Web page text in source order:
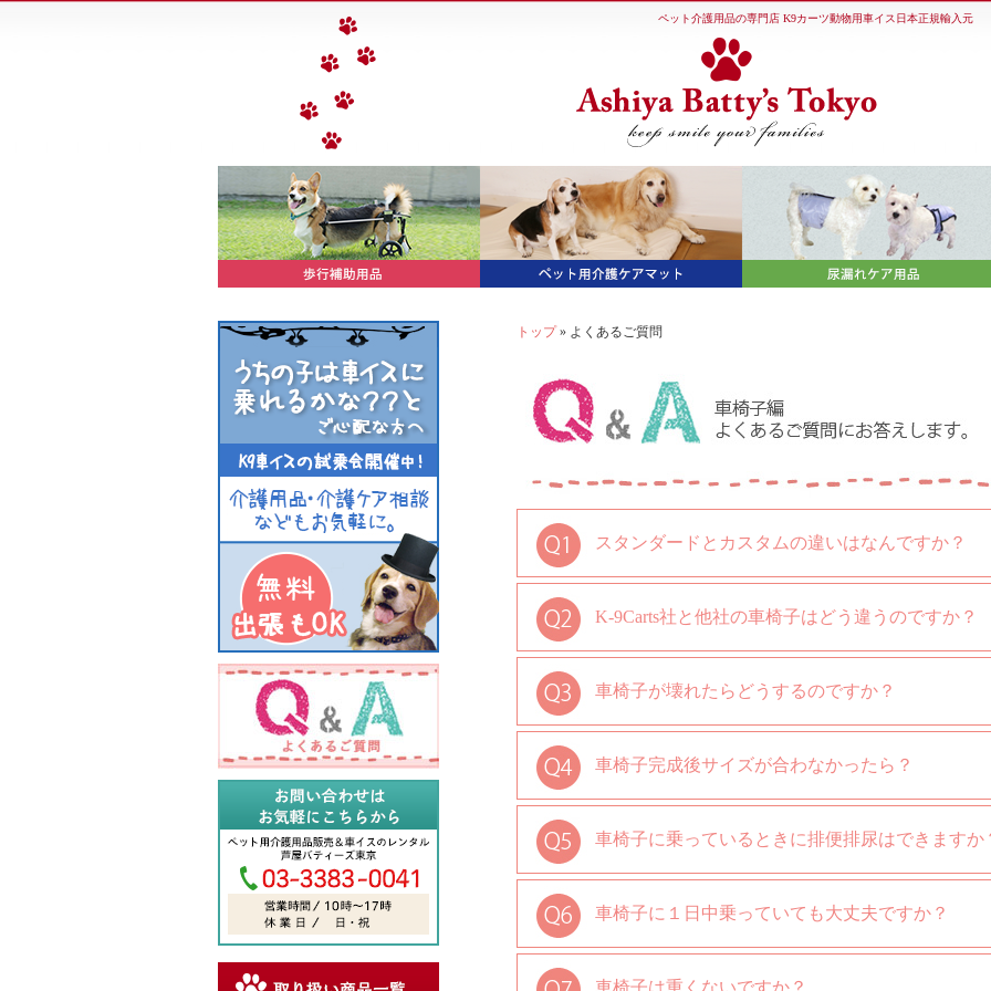
ペット介護用品の専門店 K9カーツ動物用車イス日本正規輸入元
トップ» よくあるご質問
スタンダードとカスタムの違いはなんですか？
格サイズで、カスタムはペットの身体にあわせて作る完全オー
K-9Carts社と他社の車椅子はどう違うのですか？
動物用車椅子です。 2008年度のモデルチェンジにより重量軽減
車椅子が壊れたらどうするのですか？
違った使い方による故障以外は１年間弊社補償にて修理させて
お手配することができます。 （故障した箇所の写真と状況を芦屋バティーズ
車椅子完成後サイズが合わなかったら？
ただくことで解決しています。 オーダー時の採寸値が正しいに
車椅子に乗っているときに排便排尿はできますか
初は多少の違和感がありますがみんなすぐに慣れています。 汚
車椅子に１日中乗っていても大丈夫ですか？
車椅子は重くないですか？